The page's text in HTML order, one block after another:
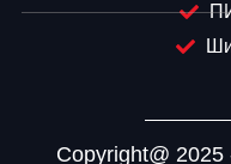
Copyright@